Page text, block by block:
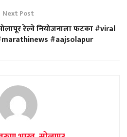
Next Post
रेल्वे नियोजनाला फटका #viral
#aajsolapur